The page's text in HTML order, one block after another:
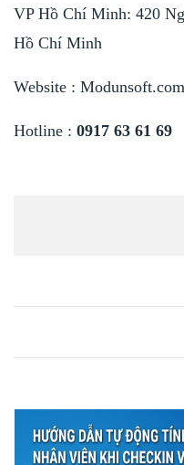
VP Hồ Chí Minh: 420
Hồ Chí Minh
Website : Modunsoft.com
Hotline : 0917 63 61 69